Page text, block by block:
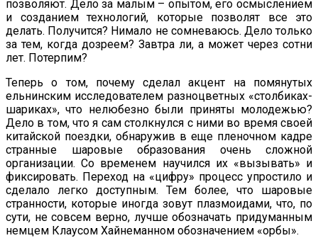
позволяют. Дело за малым – опытом, его осмыслением
и созданием технологий, которые позволят все это
делать. Получится? Нимало не сомневаюсь. Дело только
за тем, когда дозреем? Завтра ли, а может через сотни
лет. Потерпим?
Теперь о том, почему сделал акцент на помянутых
ельнинским исследователем разноцветных «столбиках-
шариках», что нелюбезно были приняты молодежью?
Дело в том, что я сам столкнулся с ними во время своей
китайской поездки, обнаружив в еще пленочном кадре
странные шаровые образования очень сложной
организации. Со временем научился их «вызывать» и
фиксировать. Переход на «цифру» процесс упростило и
сделало легко доступным. Тем более, что шаровые
странности, которые иногда зовут плазмоидами, что, по
сути, не совсем верно, лучше обозначать придуманным
немцем Клаусом Хайнеманном обозначением «орбы».